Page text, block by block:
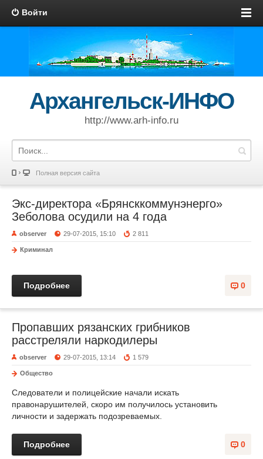
Войти
Архангельск-ИНФО
http://www.arh-info.ru
Полная версия сайта
Экс-директора «Брянсккоммунэнерго»
Зеболова осудили на 4 года
observer 29-07-2015, 15:10 2 811
Криминал
0
Подробнее
Пропавших рязанских грибников
расстреляли наркодилеры
observer 29-07-2015, 13:14 1 579
Общество
Следователи и полицейские начали искать
правонарушителей, скоро им получилось установить
личности и задержать подозреваемых.
0
Подробнее